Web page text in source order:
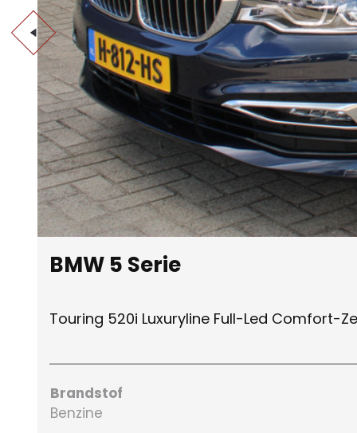
BMW 5 Serie
Touring 520i Luxuryline Full-Led Comfort-
Brandstof
Benzine